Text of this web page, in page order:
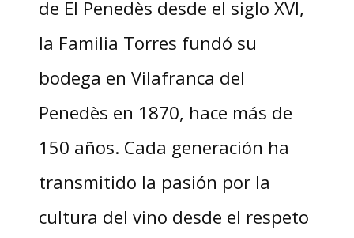
de El Penedès desde el siglo XVI,
la Familia Torres fundó su
bodega en Vilafranca del
Penedès en 1870, hace más de
150 años. Cada generación ha
transmitido la pasión por la
cultura del vino desde el respeto